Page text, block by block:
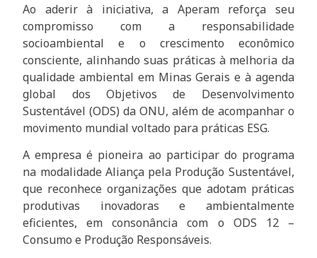
Ao aderir à iniciativa, a Aperam reforça seu
compromisso com a responsabilidade
socioambiental e o crescimento econômico
consciente, alinhando suas práticas à melhoria da
qualidade ambiental em Minas Gerais e à agenda
global dos Objetivos de Desenvolvimento
Sustentável (ODS) da ONU, além de acompanhar o
movimento mundial voltado para práticas ESG.
A empresa é pioneira ao participar do programa
na modalidade Aliança pela Produção Sustentável,
que reconhece organizações que adotam práticas
produtivas inovadoras e ambientalmente
eficientes, em consonância com o ODS 12 –
Consumo e Produção Responsáveis.